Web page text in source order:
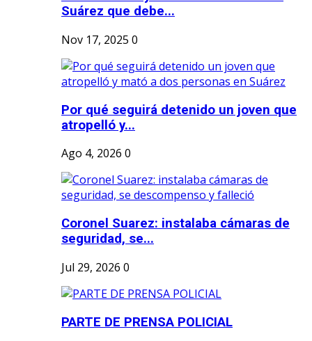
Suárez que debe...
Nov 17, 2025 0
Por qué seguirá detenido un joven que
atropelló y...
Ago 4, 2026 0
Coronel Suarez: instalaba cámaras de
seguridad, se...
Jul 29, 2026 0
PARTE DE PRENSA POLICIAL